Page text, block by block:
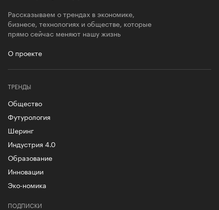
Рассказываем о трендах в экономике,
бизнесе, технологиях и обществе, которые
прямо сейчас меняют нашу жизнь
О проекте
ТРЕНДЫ
Общество
Футурология
Шеринг
Индустрия 4.0
Образование
Инновации
Эко-номика
ПОДПИСКИ